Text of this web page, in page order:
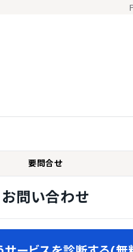
要問合せ
お問い合わせ